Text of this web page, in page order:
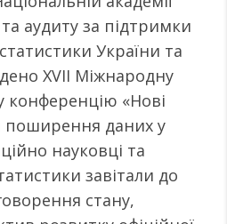
аудиту за підтримки
України та
XVII Міжнародну
конференцію «Нові
поширення даних у
науковці та
завітали до
стану,